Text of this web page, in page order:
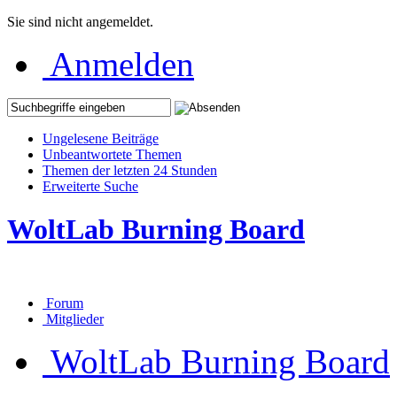
Sie sind nicht angemeldet.
Anmelden
Ungelesene Beiträge
Unbeantwortete Themen
Themen der letzten 24 Stunden
Erweiterte Suche
WoltLab Burning Board
Forum
Mitglieder
WoltLab Burning Board